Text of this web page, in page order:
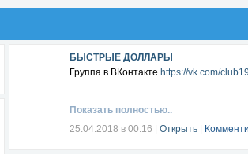
БЫСТРЫЕ ДОЛЛАРЫ
Группа в ВКонтакте https://vk.com/
Показать полностью..
25.04.2018 в 00:16
Открыть